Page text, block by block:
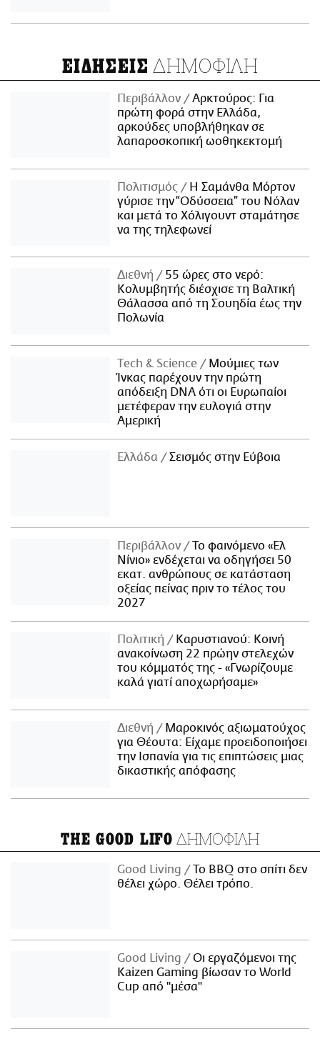
ΕΙΔΗΣΕΙΣ ΔΗΜΟΦΙΛΗ
Περιβάλλον
Αρκτούρος: Για
πρώτη φορά στην Ελλάδα,
αρκούδες υποβλήθηκαν σε
λαπαροσκοπική ωοθηκεκτομή
Πολιτισμός
Η Σαμάνθα Μόρτον
γύρισε την “Οδύσσεια” του Νόλαν
και μετά το Χόλιγουντ σταμάτησε
να της τηλεφωνεί
Διεθνή
55 ώρες στο νερό:
Κολυμβητής διέσχισε τη Βαλτική
Θάλασσα από τη Σουηδία έως την
Πολωνία
Τech & Science
Μούμιες των
Ίνκας παρέχουν την πρώτη
απόδειξη DNA ότι οι Ευρωπαίοι
μετέφεραν την ευλογιά στην
Αμερική
Ελλάδα Σεισμός στην Εύβοια
Περιβάλλον
Το φαινόμενο «Ελ
Νίνιο» ενδέχεται να οδηγήσει 50
εκατ. ανθρώπους σε κατάσταση
οξείας πείνας πριν το τέλος του
2027
Πολιτική
Καρυστιανού: Κοινή
ανακοίνωση 22 πρώην στελεχών
του κόμματός της - «Γνωρίζουμε
καλά γιατί αποχωρήσαμε»
Διεθνή
Μαροκινός αξιωματούχος
για Θέουτα: Είχαμε προειδοποιήσει
την Ισπανία για τις επιπτώσεις μιας
δικαστικής απόφασης
THE GOOD LIFO ΔΗΜΟΦΙΛΗ
Good Living
Το BBQ στο σπίτι δεν
θέλει χώρο. Θέλει τρόπο.
Good Living
Οι εργαζόμενοι της
Kaizen Gaming βίωσαν το World
Cup από "μέσα"